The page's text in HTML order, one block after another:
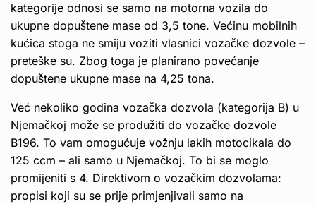
kategorije odnosi se samo na motorna vozila do
ukupne dopuštene mase od 3,5 tone. Većinu mobilnih
kućica stoga ne smiju voziti vlasnici vozačke dozvole –
preteške su. Zbog toga je planirano povećanje
dopuštene ukupne mase na 4,25 tona.
Već nekoliko godina vozačka dozvola (kategorija B) u
Njemačkoj može se produžiti do vozačke dozvole
B196. To vam omogućuje vožnju lakih motocikala do
125 ccm – ali samo u Njemačkoj. To bi se moglo
promijeniti s 4. Direktivom o vozačkim dozvolama:
propisi koji su se prije primjenjivali samo na